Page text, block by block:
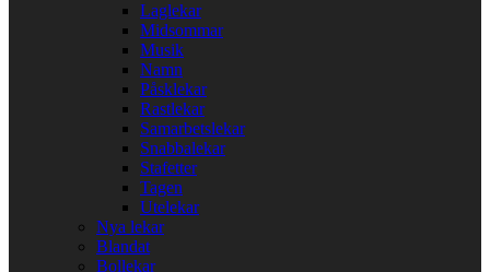
Laglekar
Midsommar
Musik
Namn
Påsklekar
Rastlekar
Samarbetslekar
Snabbalekar
Stafetter
Tagen
Utelekar
Nya lekar
Blandat
Bollekar